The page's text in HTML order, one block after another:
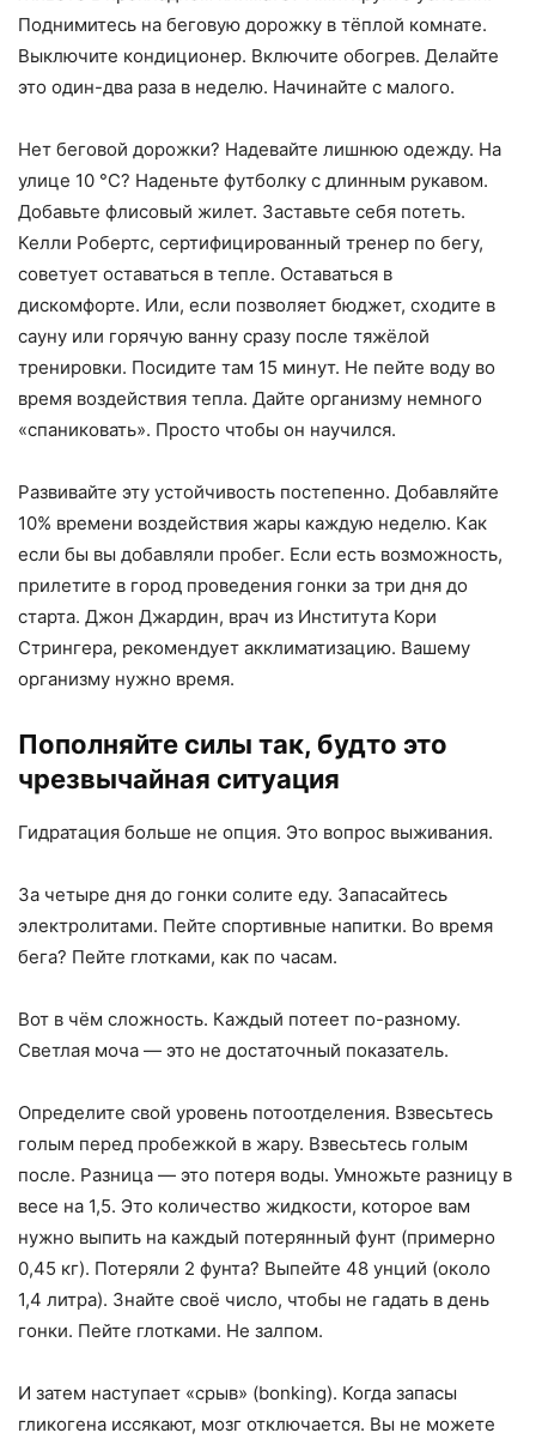
Поднимитесь на беговую дорожку в тёплой комнате.
Выключите кондиционер. Включите обогрев. Делайте
это один-два раза в неделю. Начинайте с малого.
Нет беговой дорожки? Надевайте лишнюю одежду. На
улице 10 °C? Наденьте футболку с длинным рукавом.
Добавьте флисовый жилет. Заставьте себя потеть.
Келли Робертс, сертифицированный тренер по бегу,
советует оставаться в тепле. Оставаться в
дискомфорте. Или, если позволяет бюджет, сходите в
сауну или горячую ванну сразу после тяжёлой
тренировки. Посидите там 15 минут. Не пейте воду во
время воздействия тепла. Дайте организму немного
«спаниковать». Просто чтобы он научился.
Развивайте эту устойчивость постепенно. Добавляйте
10% времени воздействия жары каждую неделю. Как
если бы вы добавляли пробег. Если есть возможность,
прилетите в город проведения гонки за три дня до
старта. Джон Джардин, врач из Института Кори
Стрингера, рекомендует акклиматизацию. Вашему
организму нужно время.
Пополняйте силы так, будто это
чрезвычайная ситуация
Гидратация больше не опция. Это вопрос выживания.
За четыре дня до гонки солите еду. Запасайтесь
электролитами. Пейте спортивные напитки. Во время
бега? Пейте глотками, как по часам.
Вот в чём сложность. Каждый потеет по-разному.
Светлая моча — это не достаточный показатель.
Определите свой уровень потоотделения. Взвесьтесь
голым перед пробежкой в жару. Взвесьтесь голым
после. Разница — это потеря воды. Умножьте разницу в
весе на 1,5. Это количество жидкости, которое вам
нужно выпить на каждый потерянный фунт (примерно
0,45 кг). Потеряли 2 фунта? Выпейте 48 унций (около
1,4 литра). Знайте своё число, чтобы не гадать в день
гонки. Пейте глотками. Не залпом.
И затем наступает «срыв» (bonking). Когда запасы
гликогена иссякают, мозг отключается. Вы не можете